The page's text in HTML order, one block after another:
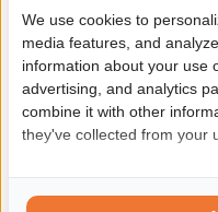
dat verder gaat dan nodig
werking van de goederen
van dit recht kunt u tevens
Retour formulier
We use cookies to
media features, and
information about your use
advertising, and analytics
combine it with other
they've collected from your